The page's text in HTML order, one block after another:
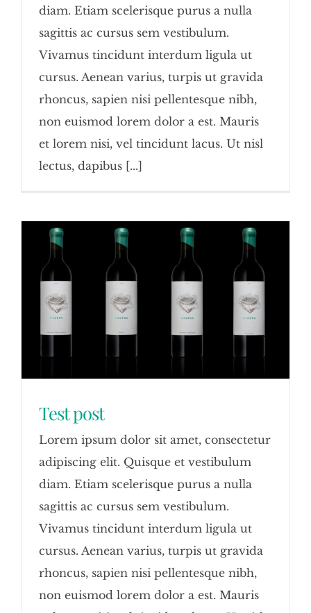
diam. Etiam scelerisque purus a nulla
sagittis ac cursus sem vestibulum.
Vivamus tincidunt interdum ligula ut
cursus. Aenean varius, turpis ut gravida
rhoncus, sapien nisi pellentesque nibh,
non euismod lorem dolor a est. Mauris
et lorem nisi, vel tincidunt lacus. Ut nisl
lectus, dapibus [...]
Test post
Lorem ipsum dolor sit amet, consectetur
adipiscing elit. Quisque et vestibulum
diam. Etiam scelerisque purus a nulla
sagittis ac cursus sem vestibulum.
Vivamus tincidunt interdum ligula ut
cursus. Aenean varius, turpis ut gravida
rhoncus, sapien nisi pellentesque nibh,
non euismod lorem dolor a est. Mauris